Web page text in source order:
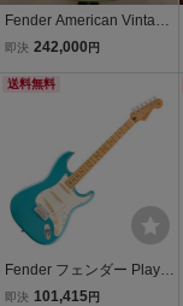
Fender American Vintage
62 Stratocaster Thin Lacq
製】【夏】
即決 242,000 円
送料無料
Fender フェンダー Player
II Stratocaster MN AQB エ
即決 101,415円